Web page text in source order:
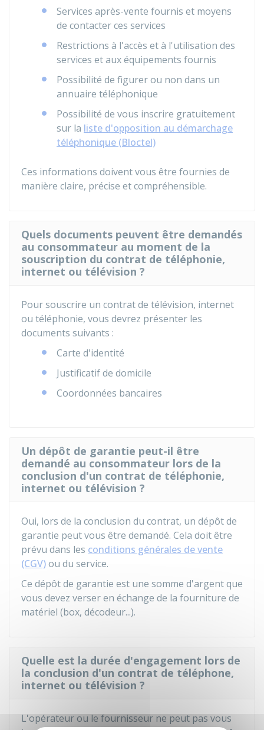
Services après-vente fournis et moyens
de contacter ces services
Restrictions à l'accès et à l'utilisation des
services et aux équipements fournis
Possibilité de figurer ou non dans un
annuaire téléphonique
Possibilité de vous inscrire gratuitement
sur la liste d'opposition au démarchage
téléphonique (Bloctel)
Ces informations doivent vous être fournies de
manière claire, précise et compréhensible.
Quels documents peuvent être demandés
au consommateur au moment de la
souscription du contrat de téléphonie,
internet ou télévision ?
Pour souscrire un contrat de télévision, internet
ou téléphonie, vous devrez présenter les
documents suivants :
Carte d'identité
Justificatif de domicile
Coordonnées bancaires
Un dépôt de garantie peut-il être
demandé au consommateur lors de la
conclusion d'un contrat de téléphonie,
internet ou télévision ?
Oui, lors de la conclusion du contrat, un dépôt de
garantie peut vous être demandé. Cela doit être
prévu dans les conditions générales de vente
(CGV)ou du service.
Ce dépôt de garantie est une somme d'argent que
vous devez verser en échange de la fourniture de
matériel (box, décodeur...).
Quelle est la durée d'engagement lors de
la conclusion d'un contrat de téléphone,
internet ou télévision ?
L'opérateur ou le fournisseur ne peut pas vous